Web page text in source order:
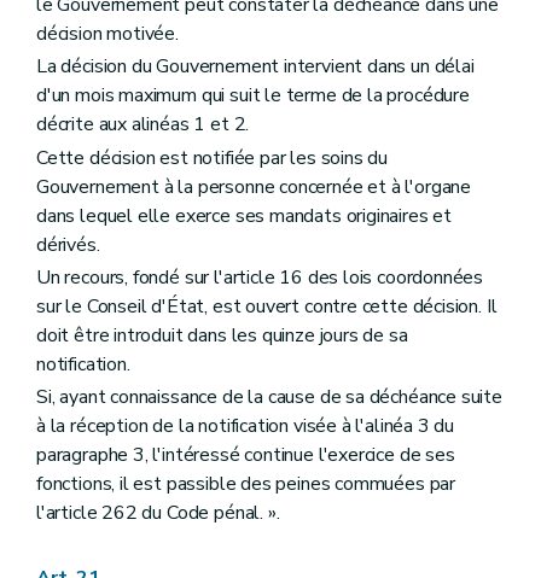
décision motivée.
La décision du Gouvernement intervient dans un délai
d'un mois maximum qui suit le terme de la procédure
décrite aux alinéas 1 et 2.
Cette décision est notifiée par les soins du
Gouvernement à la personne concernée et à l'organe
dans lequel elle exerce ses mandats originaires et
dérivés.
Un recours, fondé sur l'article 16 des lois coordonnées
sur le Conseil d'État, est ouvert contre cette décision. Il
doit être introduit dans les quinze jours de sa
notification.
Si, ayant connaissance de la cause de sa déchéance suite
à la réception de la notification visée à l'alinéa 3 du
paragraphe 3, l'intéressé continue l'exercice de ses
fonctions, il est passible des peines commuées par
l'article 262 du Code pénal. ».